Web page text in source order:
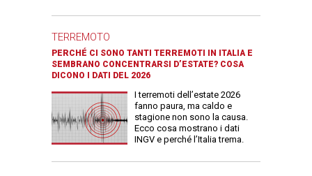
TERREMOTO
PERCHÉ CI SONO TANTI TERREMOTI IN ITALIA E
SEMBRANO CONCENTRARSI D’ESTATE? COSA
DICONO I DATI DEL 2026
I terremoti dell’estate 2026
fanno paura, ma caldo e
stagione non sono la causa.
Ecco cosa mostrano i dati
INGV e perché l’Italia trema.